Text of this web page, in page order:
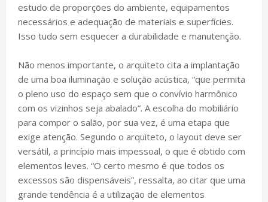
estudo de proporções do ambiente, equipamentos
necessários e adequação de materiais e superfícies.
Isso tudo sem esquecer a durabilidade e manutenção.
Não menos importante, o arquiteto cita a implantação
de uma boa iluminação e solução acústica, “que permita
o pleno uso do espaço sem que o convívio harmônico
com os vizinhos seja abalado”. A escolha do mobiliário
para compor o salão, por sua vez, é uma etapa que
exige atenção. Segundo o arquiteto, o layout deve ser
versátil, a princípio mais impessoal, o que é obtido com
elementos leves. “O certo mesmo é que todos os
excessos são dispensáveis”, ressalta, ao citar que uma
grande tendência é a utilização de elementos